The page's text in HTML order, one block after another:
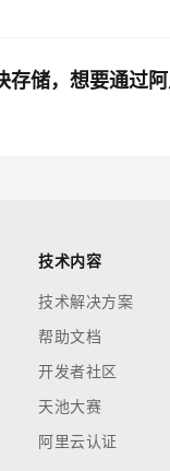
储，想要通过
技术内容
技术解决方案
帮助文档
开发者社区
天池大赛
阿里云认证